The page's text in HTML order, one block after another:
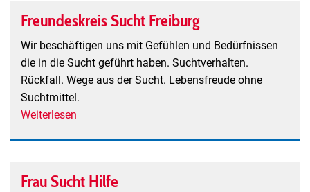
Selbsthilfegruppe
für
Betroffene
und
Freundeskreis Sucht Freiburg
Wir beschäftigen uns mit Gefühlen und Bedürfnissen
die in die Sucht geführt haben. Suchtverhalten.
Rückfall. Wege aus der Sucht. Lebensfreude ohne
Suchtmittel.
Weiterlesen
Frau Sucht Hilfe